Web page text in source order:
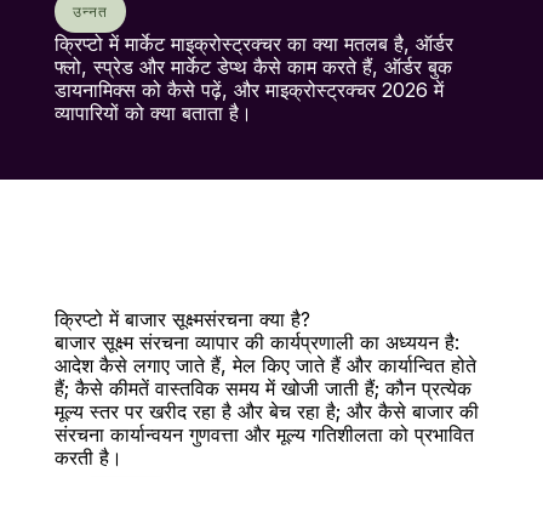
उन्नत
क्रिप्टो में मार्केट माइक्रोस्ट्रक्चर का क्या मतलब है, ऑर्डर
फ्लो, स्प्रेड और मार्केट डेप्थ कैसे काम करते हैं, ऑर्डर बुक
डायनामिक्स को कैसे पढ़ें, और माइक्रोस्ट्रक्चर 2026 में
व्यापारियों को क्या बताता है।
बैक
क्रिप्टो में बाजार सूक्ष्मसंरचना क्या है?
बाजार सूक्ष्म संरचना व्यापार की कार्यप्रणाली का अध्ययन है:
आदेश कैसे लगाए जाते हैं, मेल किए जाते हैं और कार्यान्वित होते
हैं; कैसे कीमतें वास्तविक समय में खोजी जाती हैं; कौन प्रत्येक
मूल्य स्तर पर खरीद रहा है और बेच रहा है; और कैसे बाजार की
संरचना कार्यान्वयन गुणवत्ता और मूल्य गतिशीलता को प्रभावित
करती है।